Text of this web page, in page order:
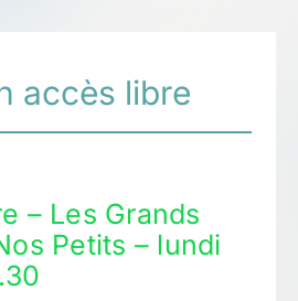
accès libre
– Les Grands
Petits – lundi